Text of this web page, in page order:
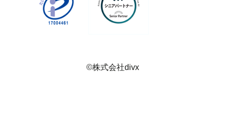
©株式会社divx